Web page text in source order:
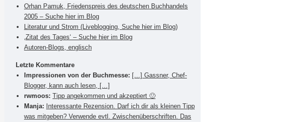
Orhan Pamuk, Friedenspreis des deutschen Buchhandels
2005 – Suche hier im Blog
Literatur und Strom (Liveblogging, Suche hier im Blog)
‚Zitat des Tages‘ – Suche hier im Blog
Autoren-Blogs, englisch
Letzte Kommentare
Impressionen von der Buchmesse: […] Gassner, Chef-
Blogger, kann auch lesen, […]
rwmoos: Tipp angekommen und akzeptiert 🙂
Manja:
Interessante Rezension. Darf ich dir als kleinen Tipp
was mitgeben? Verwende evtl. Zwischenüberschriften. Das